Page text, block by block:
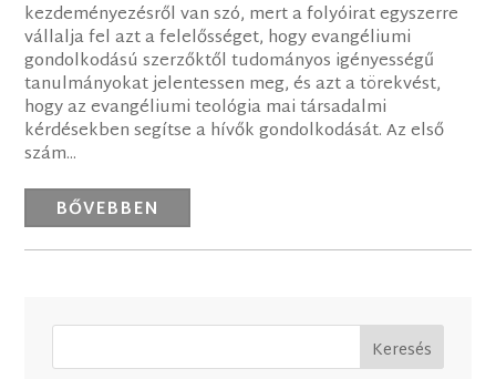
kezdeményezésről van szó, mert a folyóirat egyszerre
vállalja fel azt a felelősséget, hogy evangéliumi
gondolkodású szerzőktől tudományos igényességű
tanulmányokat jelentessen meg, és azt a törekvést,
hogy az evangéliumi teológia mai társadalmi
kérdésekben segítse a hívők gondolkodását. Az első
szám...
BŐVEBBEN